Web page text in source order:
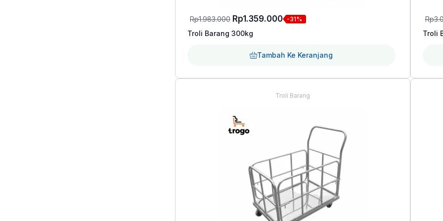
Rp1.983.000 Harga
aslinya
Rp1.983.000.
Rp1.359.000Harga
adalah:
-31%
Troli Barang 300kg
Tambah Ke Keranjang
Rp
Troli
Troli Barang